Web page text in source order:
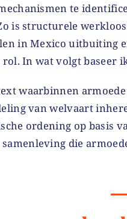
te
is structurele
in Mexico uitbuiting
In wat volgt baseer
waarbinnen
van welvaart
ordening op basis
die